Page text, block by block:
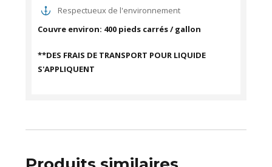
Respectueux de l'environnement
Couvre environ: 400 pieds carrés / gallon
**DES FRAIS DE TRANSPORT POUR LIQUIDE
S'APPLIQUENT